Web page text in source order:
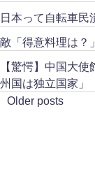
日本って自転車民
敵「得意料理は？
【驚愕】中国大
州国は独立国家」
Older posts